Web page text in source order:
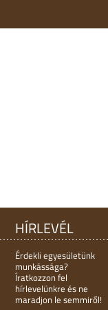
HÍRLEVÉL
Érdekli egyesületünk
munkássága?
Íratkozzon fel
hírlevelünkre és ne
maradjon le semmiről!